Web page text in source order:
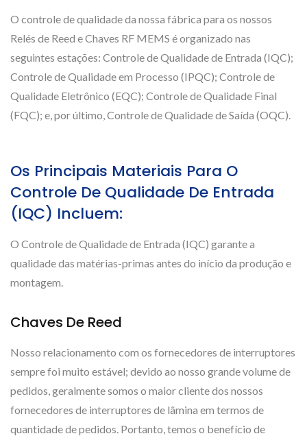
O controle de qualidade da nossa fábrica para os nossos
Relés de Reed e Chaves RF MEMS é organizado nas
seguintes estações: Controle de Qualidade de Entrada (IQC);
Controle de Qualidade em Processo (IPQC); Controle de
Qualidade Eletrônico (EQC); Controle de Qualidade Final
(FQC); e, por último, Controle de Qualidade de Saída (OQC).
Os Principais Materiais Para O
Controle De Qualidade De Entrada
(IQC) Incluem:
O Controle de Qualidade de Entrada (IQC) garante a
qualidade das matérias-primas antes do início da produção e
montagem.
Chaves De Reed
Nosso relacionamento com os fornecedores de interruptores
sempre foi muito estável; devido ao nosso grande volume de
pedidos, geralmente somos o maior cliente dos nossos
fornecedores de interruptores de lâmina em termos de
quantidade de pedidos. Portanto, temos o benefício de